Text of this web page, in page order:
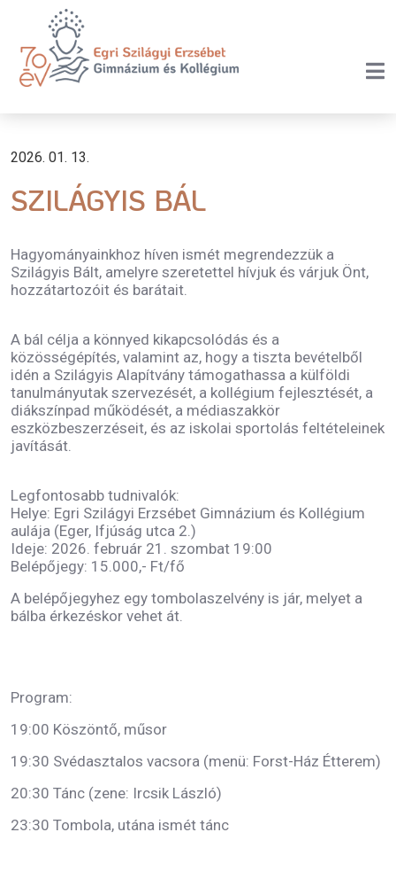
2026. 01. 13.
SZILÁGYIS BÁL
Hagyományainkhoz híven ismét megrendezzük a
Szilágyis Bált, amelyre szeretettel hívjuk és várjuk Önt,
hozzátartozóit és barátait.
A bál célja a könnyed kikapcsolódás és a
közösségépítés, valamint az, hogy a tiszta bevételből
idén a Szilágyis Alapítvány támogathassa a külföldi
tanulmányutak szervezését, a kollégium fejlesztését, a
diákszínpad működését, a médiaszakkör
eszközbeszerzéseit, és az iskolai sportolás feltételeinek
javítását.
Legfontosabb tudnivalók:
Helye: Egri Szilágyi Erzsébet Gimnázium és Kollégium
aulája (Eger, Ifjúság utca 2.)
Ideje: 2026. február 21. szombat 19:00
Belépőjegy: 15.000,- Ft/fő
A belépőjegyhez egy tombolaszelvény is jár, melyet a
bálba érkezéskor vehet át.
Program:
19:00 Köszöntő, műsor
19:30 Svédasztalos vacsora (menü: Forst-Ház Étterem)
20:30 Tánc (zene: Ircsik László)
23:30 Tombola, utána ismét tánc